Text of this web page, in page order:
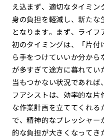
え込まず、適切なタイミ
身の負担を軽減し、新た
となります。まず、ライ
初のタイミングは、「片
ら手をつけていいか分か
が多すぎて途方に暮れて
当もつかない状況であれ
フアシストは、効率的な
な作業計画を立ててくれる
で、精神的なプレッシャ
的な負担が大きくなって